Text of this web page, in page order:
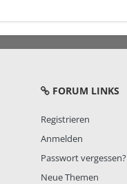
FORUM LINKS
Registrieren
Anmelden
Passwort vergessen?
Neue Themen